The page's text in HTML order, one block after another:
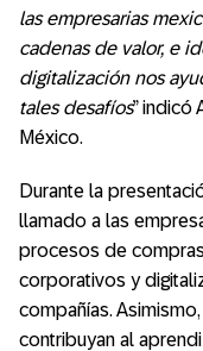
las empresarias
cadenas de valor, e
digitalización nos
tales desafíos” indicó
México.
Durante la
llamado a las
procesos de
corporativos y
compañías.
contribuyan al